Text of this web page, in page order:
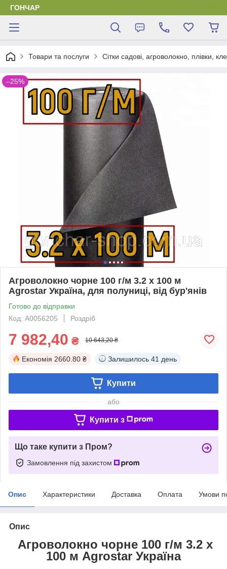
ГОНЧАР
Товари та послуги Сітки садові, агроволокно, плівки,
–25%
Агроволокно чорне 100 г/м 3.2 х 100 м
Agrostar Україна, для полуниці, від бур'янів
Готово до відправки
Код: А0056205
Роздріб
7 982,40 ₴ 10 643,20 ₴
Економія 2660.80 ₴ Залишилось 41 день
Купити
або
Купити з
Що таке купити з Пром?
Замовлення під захистом
Опис Характеристики Доставка Оплата Умови
Опис
Агроволокно чорне 100 г/м 3.2 х
100 м Agrostar Україна